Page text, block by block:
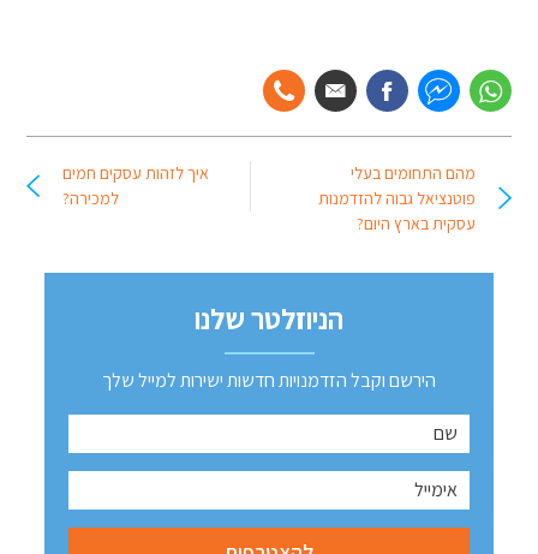
מהם התחומים בעלי
פוטנציאל גבוה להזדמנות
עסקית בארץ היום?
איך לזהות עסקים חמים
למכירה?
הניוזלטר שלנו
הירשם וקבל הזדמנויות חדשות ישירות למייל שלך